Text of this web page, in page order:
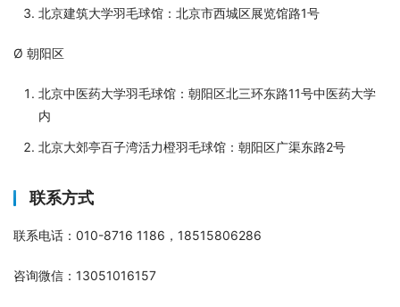
北京建筑大学羽毛球馆：北京市西城区展览馆路1号
Ø 朝阳区
北京中医药大学羽毛球馆：朝阳区北三环东路11号中医药大学
内
北京大郊亭百子湾活力橙羽毛球馆：朝阳区广渠东路2号
联系方式
联系电话：010-8716 1186，18515806286
咨询微信：13051016157